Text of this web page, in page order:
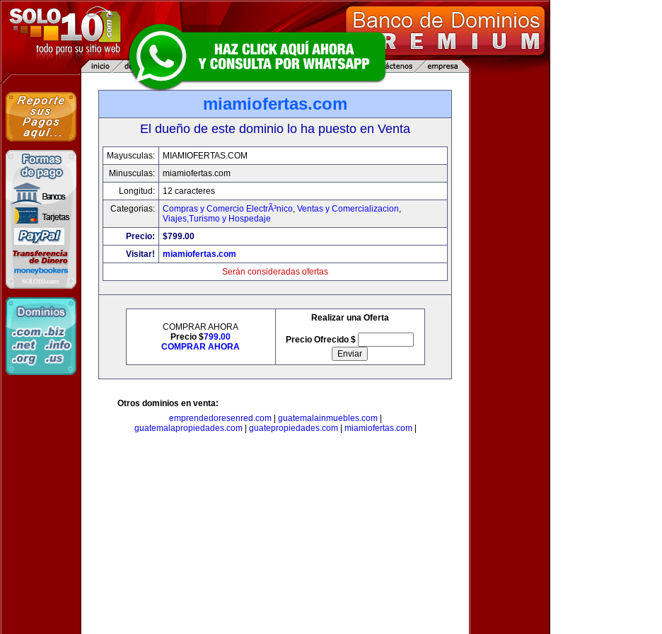
miamiofertas.com
El dueño de este dominio lo ha puesto en Venta
Mayusculas:
MIAMIOFERTAS.COM
Minusculas:
miamiofertas.com
Longitud:
12 caracteres
Categorias:
Compras y Comercio ElectrÃ³nico, Ventas y Comercializacion,
Viajes,Turismo y Hospedaje
Precio:
$799.00
Visitar!
miamiofertas.com
Serán consideradas ofertas
COMPRAR AHORA
Precio $799.00
COMPRAR AHORA
Realizar una Oferta
Precio Ofrecido $
Otros dominios en venta:
emprendedoresenred.com| guatemalainmuebles.com|
guatemalapropiedades.com| guatepropiedades.com| miamiofertas.com|